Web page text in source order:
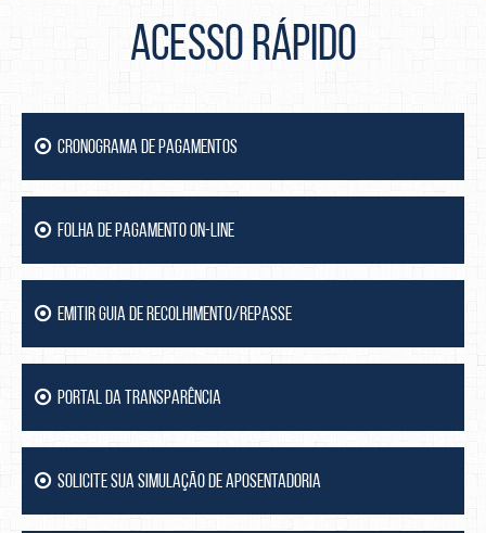
ACESSO RÁPIDO
CRONOGRAMA DE PAGAMENTOS
FOLHA DE PAGAMENTO ON-LINE
EMITIR GUIA DE RECOLHIMENTO/REPASSE
PORTAL DA TRANSPARÊNCIA
SOLICITE SUA SIMULAÇÃO DE APOSENTADORIA